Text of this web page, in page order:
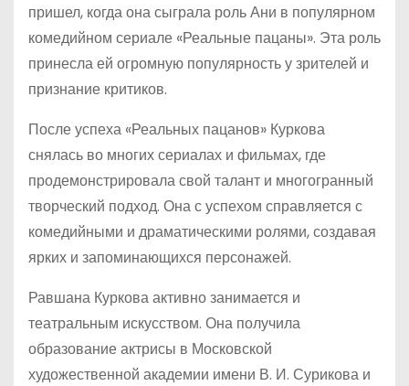
пришел, когда она сыграла роль Ани в популярном
комедийном сериале «Реальные пацаны». Эта роль
принесла ей огромную популярность у зрителей и
признание критиков.
После успеха «Реальных пацанов» Куркова
снялась во многих сериалах и фильмах, где
продемонстрировала свой талант и многогранный
творческий подход. Она с успехом справляется с
комедийными и драматическими ролями, создавая
ярких и запоминающихся персонажей.
Равшана Куркова активно занимается и
театральным искусством. Она получила
образование актрисы в Московской
художественной академии имени В. И. Сурикова и